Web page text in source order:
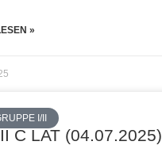
»
I/II
C LAT (04.07.2025)